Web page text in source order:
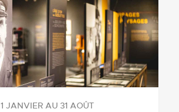
1 JANVIER AU 31 AOÛT